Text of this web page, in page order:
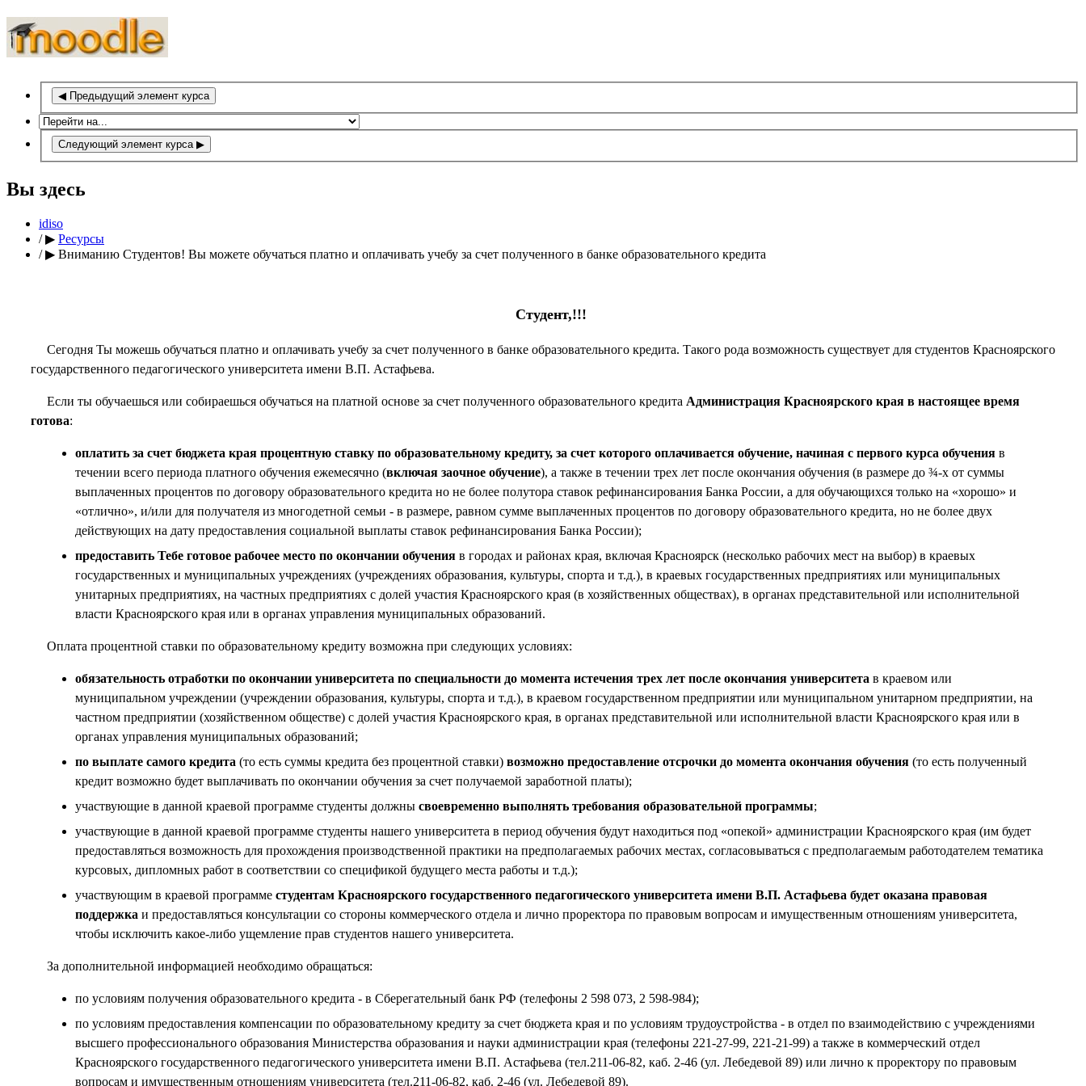
◀ Предыдущий элемент курса
Следующий элемент курса ▶
Вы здесь
idiso
/▶ Ресурсы
/▶ Вниманию Студентов! Вы можете обучаться платно и оплачивать учебу за счет полученного в банке образовательного кредита
Студент,!!!
Сегодня Ты можешь обучаться платно и оплачивать учебу за счет полученного в банке образовательного кредита. Такого рода возможность существует для студентов Красноярского
государственного педагогического университета имени В.П. Астафьева.
Если ты обучаешься или собираешься обучаться на платной основе за счет полученного образовательного кредита Администрация Красноярского края в настоящее время
готова:
оплатить за счет бюджета края процентную ставку по образовательному кредиту, за счет которого оплачивается обучение, начиная с первого курса обучения в
течении всего периода платного обучения ежемесячно (включая заочное обучение), а также в течении трех лет после окончания обучения (в размере до ¾-х от суммы
выплаченных процентов по договору образовательного кредита но не более полутора ставок рефинансирования Банка России, а для обучающихся только на «хорошо» и
«отлично», и/или для получателя из многодетной семьи - в размере, равном сумме выплаченных процентов по договору образовательного кредита, но не более двух
действующих на дату предоставления социальной выплаты ставок рефинансирования Банка России);
предоставить Тебе готовое рабочее место по окончании обучения в городах и районах края, включая Красноярск (несколько рабочих мест на выбор) в краевых
государственных и муниципальных учреждениях (учреждениях образования, культуры, спорта и т.д.), в краевых государственных предприятиях или муниципальных
унитарных предприятиях, на частных предприятиях с долей участия Красноярского края (в хозяйственных обществах), в органах представительной или исполнительной
власти Красноярского края или в органах управления муниципальных образований.
Оплата процентной ставки по образовательному кредиту возможна при следующих условиях:
обязательность отработки по окончании университета по специальности до момента истечения трех лет после окончания университета в краевом или
муниципальном учреждении (учреждении образования, культуры, спорта и т.д.), в краевом государственном предприятии или муниципальном унитарном предприятии, на
частном предприятии (хозяйственном обществе) с долей участия Красноярского края, в органах представительной или исполнительной власти Красноярского края или в
органах управления муниципальных образований;
по выплате самого кредита (то есть суммы кредита без процентной ставки) возможно предоставление отсрочки до момента окончания обучения (то есть полученный
кредит возможно будет выплачивать по окончании обучения за счет получаемой заработной платы);
участвующие в данной краевой программе студенты должны своевременно выполнять требования образовательной программы;
участвующие в данной краевой программе студенты нашего университета в период обучения будут находиться под «опекой» администрации Красноярского края (им будет
предоставляться возможность для прохождения производственной практики на предполагаемых рабочих местах, согласовываться с предполагаемым работодателем тематика
курсовых, дипломных работ в соответствии со спецификой будущего места работы и т.д.);
участвующим в краевой программе студентам Красноярского государственного педагогического университета имени В.П. Астафьева будет оказана правовая
поддержка и предоставляться консультации со стороны коммерческого отдела и лично проректора по правовым вопросам и имущественным отношениям университета,
чтобы исключить какое-либо ущемление прав студентов нашего университета.
За дополнительной информацией необходимо обращаться:
по условиям получения образовательного кредита - в Сберегательный банк РФ (телефоны 2 598 073, 2 598-984);
по условиям предоставления компенсации по образовательному кредиту за счет бюджета края и по условиям трудоустройства - в отдел по взаимодействию с учреждениями
высшего профессионального образования Министерства образования и науки администрации края (телефоны 221-27-99, 221-21-99) а также в коммерческий отдел
Красноярского государственного педагогического университета имени В.П. Астафьева (тел.211-06-82, каб. 2-46 (ул. Лебедевой 89) или лично к проректору по правовым
вопросам и имущественным отношениям университета (тел.211-06-82, каб. 2-46 (ул. Лебедевой 89).